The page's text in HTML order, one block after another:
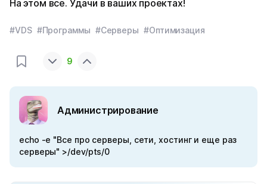
На этом все. Удачи в ваших проектах!
#VDS #Программы #Серверы #Оптимизация
9
Администрирование
echo -e "Все про серверы, сети, хостинг и еще раз
серверы" >/dev/pts/0